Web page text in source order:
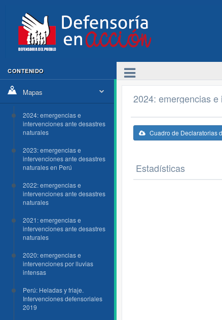
CONTENIDO
Mapas
2024: emergencias e
intervenciones ante desastres
naturales
2023: emergencias e
intervenciones ante desastres
naturales en Perú
2022: emergencias e
intervenciones ante desastres
naturales
2021: emergencias e
intervenciones ante desastres
naturales
2020: emergencias e
intervenciones por lluvias
intensas
Perú: Heladas y friaje.
Intervenciones defensoriales
2019
2024: emergencias
Cuadro de Declaratorias
Estadísticas